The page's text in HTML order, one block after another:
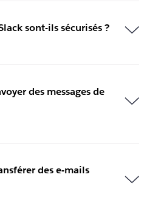
sont-ils sécurisés ?
des messages de
des e-mails